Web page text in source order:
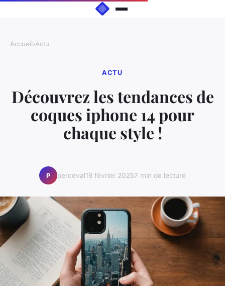
Accueil›Actu
ACTU
Découvrez les tendances de
coques iphone 14 pour
chaque style !
P perceval19 février 20257 min de lecture